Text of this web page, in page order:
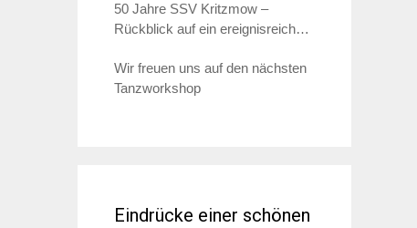
50 Jahre SSV Kritzmow –
Rückblick auf ein ereignisreiches
Wir freuen uns auf den nächsten
Tanzworkshop
Eindrücke einer schönen